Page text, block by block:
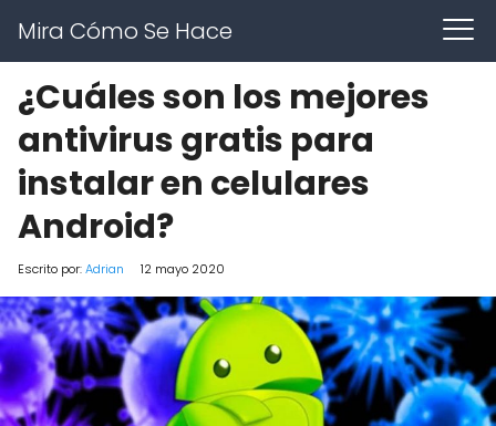
Mira Cómo Se Hace
¿Cuáles son los mejores
antivirus gratis para
instalar en celulares
Android?
Escrito por:Adrian 12 mayo 2020